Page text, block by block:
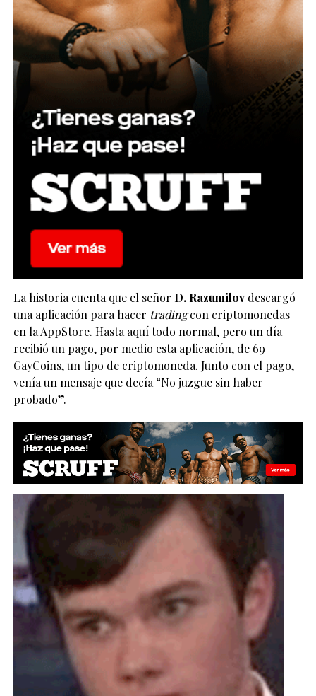
La historia cuenta que el señor D. Razumilovdescargó
una aplicación para hacer tradingcon criptomonedas
en la AppStore. Hasta aquí todo normal, pero un día
recibió un pago, por medio esta aplicación, de 69
GayCoins, un tipo de criptomoneda. Junto con el pago,
venía un mensaje que decía “No juzgue sin haber
probado”.